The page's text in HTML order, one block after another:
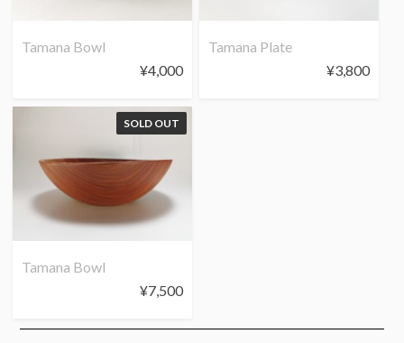
Tamana Bowl
¥4,000
Tamana Plate
¥3,800
SOLD OUT
Tamana Bowl
¥7,500